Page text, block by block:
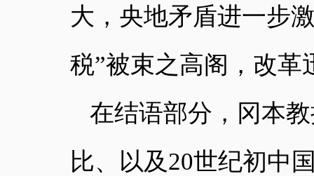
大，央地矛盾进一步
税”被束之高阁，改革
在结语部分，冈本
比、以及20世纪初中